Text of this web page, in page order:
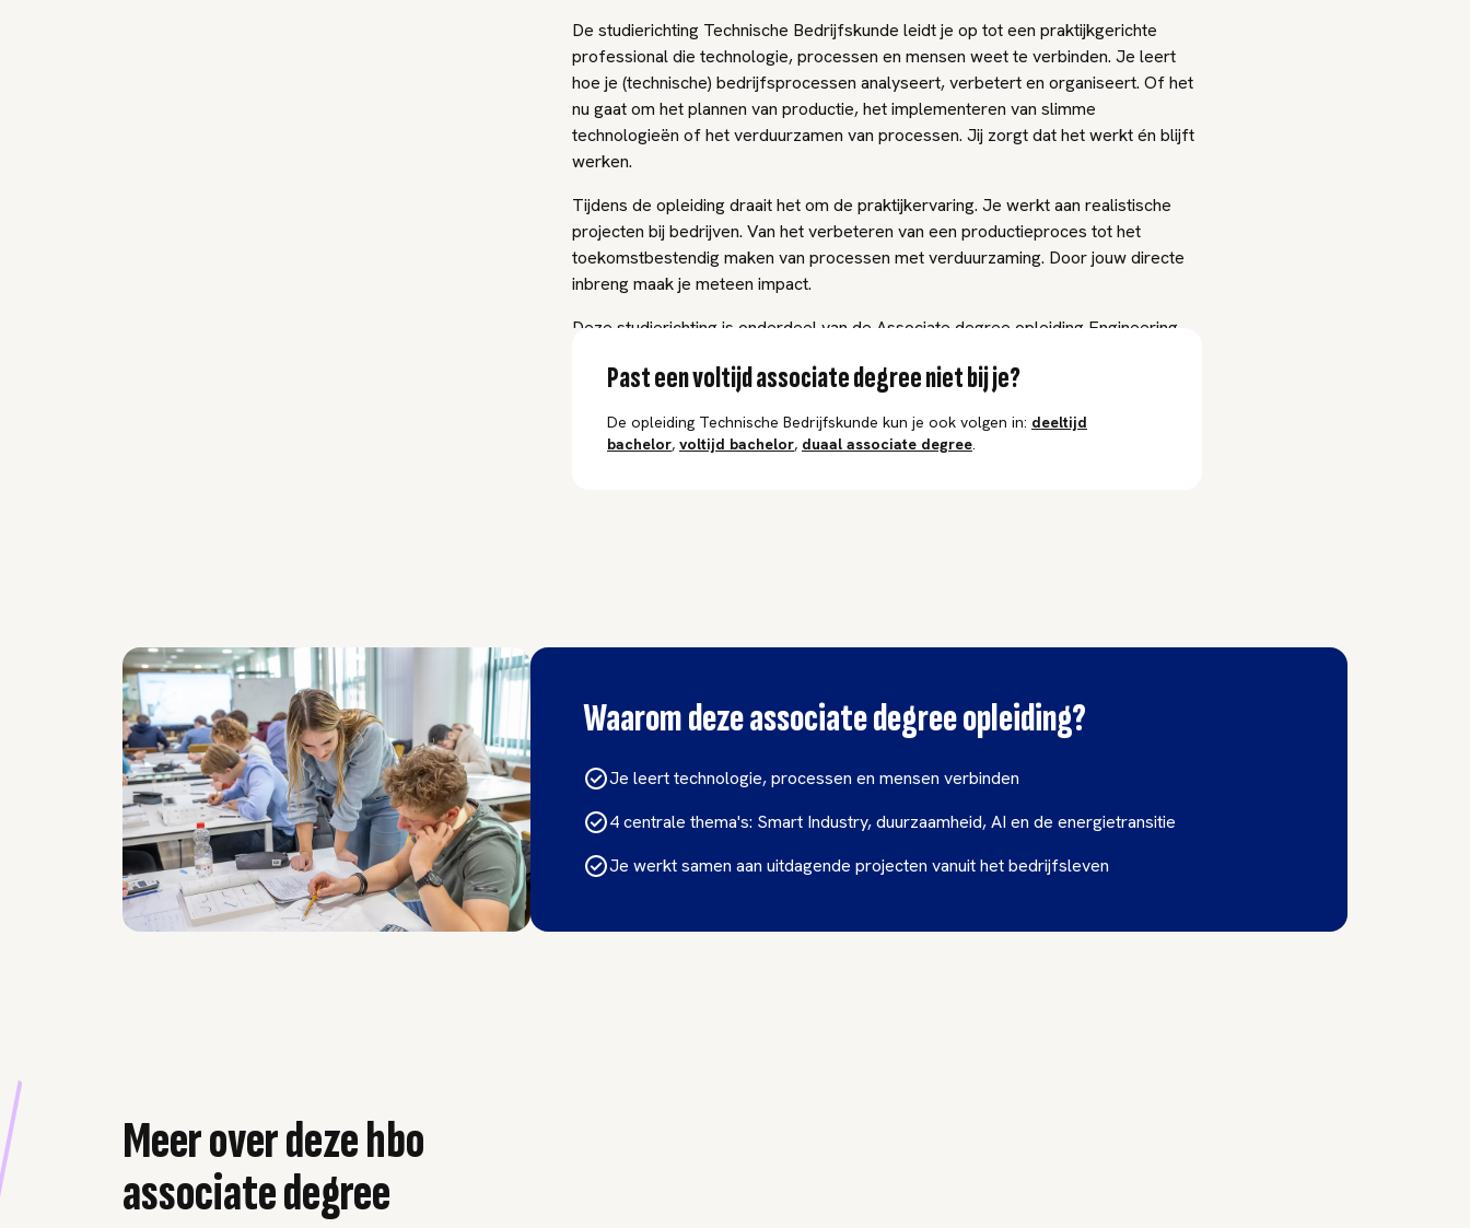
De studierichting Technische Bedrijfskunde leidt je op tot een praktijkgerichte
professional die technologie, processen en mensen weet te verbinden. Je leert
hoe je (technische) bedrijfsprocessen analyseert, verbetert en organiseert. Of het
nu gaat om het plannen van productie, het implementeren van slimme
technologieën of het verduurzamen van processen. Jij zorgt dat het werkt én blijft
werken.
Tijdens de opleiding draait het om de praktijkervaring. Je werkt aan realistische
projecten bij bedrijven. Van het verbeteren van een productieproces tot het
toekomstbestendig maken van processen met verduurzaming. Door jouw directe
inbreng maak je meteen impact.
Deze studierichting is onderdeel van de Associate degree opleiding Engineering.
Past een voltijd associate degree niet bij je?
De opleiding Technische Bedrijfskunde kun je ook volgen in: deeltijd
bachelor, voltijd bachelor, duaal associate degree.
Waarom deze associate degree opleiding?
Je leert technologie, processen en mensen verbinden
4 centrale thema's: Smart Industry, duurzaamheid, AI en de energietransitie
Je werkt samen aan uitdagende projecten vanuit het bedrijfsleven
Meer over deze hbo
associate degree